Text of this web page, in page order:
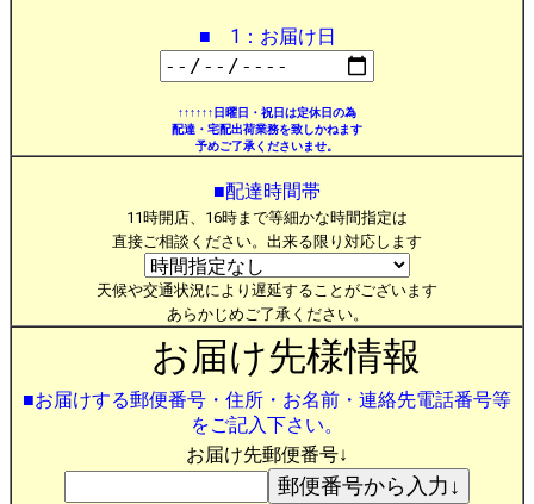
■ 1：お届け日
↑↑↑↑↑↑日曜日・祝日は定休日の為
配達・宅配出荷業務を致しかねます
予めご了承くださいませ。
■配達時間帯
11時開店、16時まで等細かな時間指定は
直接ご相談ください。出来る限り対応します
天候や交通状況により遅延することがございます
あらかじめご了承ください。
お届け先様情報
■お届けする郵便番号・住所・お名前・連絡先電話番号等
をご記入下さい。
お届け先郵便番号↓